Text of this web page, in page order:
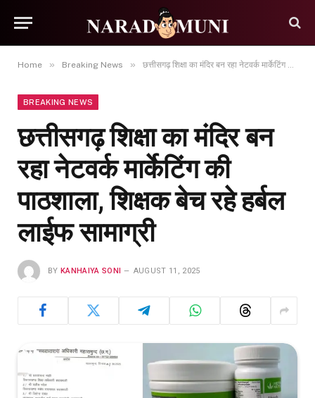
Home » Breaking News » छत्तीसगढ़ शिक्षा का मंदिर बन रहा नेटवर्क मार्केटिंग की पाठशाला, शिक्षक बेच रहे हर्बल लाईफ सामाग्री
BREAKING NEWS
छत्तीसगढ़ शिक्षा का मंदिर बन
रहा नेटवर्क मार्केटिंग की
पाठशाला, शिक्षक बेच रहे हर्बल
लाईफ सामाग्री
BY KANHAIYA SONI AUGUST 11, 2025